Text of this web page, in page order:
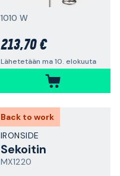
1010 W
213,70 €
Lähetetään ma 10. elokuuta
Back to work
IRONSIDE
Sekoitin
MX1220